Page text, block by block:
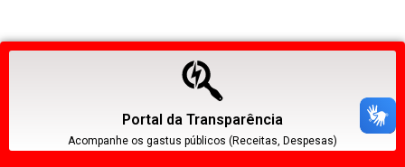
Portal da Transparência
Acompanhe os gastus públicos (Receitas, Despesas)